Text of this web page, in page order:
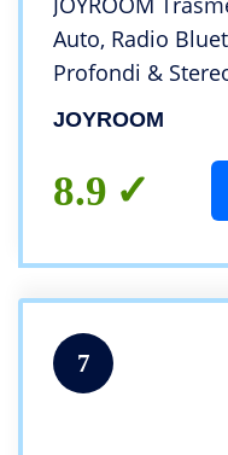
Auto, Radio
Profondi &
18W QC 3.0
Scheda TF
JOYROOM
8.9
7